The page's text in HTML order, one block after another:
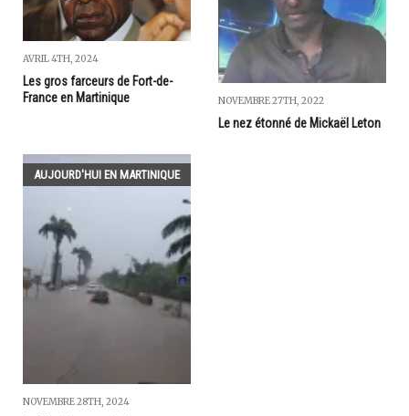
AVRIL 4TH, 2024
Les gros farceurs de Fort-de-
France en Martinique
NOVEMBRE 27TH, 2022
Le nez étonné de Mickaël Leton
AUJOURD'HUI EN MARTINIQUE
NOVEMBRE 28TH, 2024